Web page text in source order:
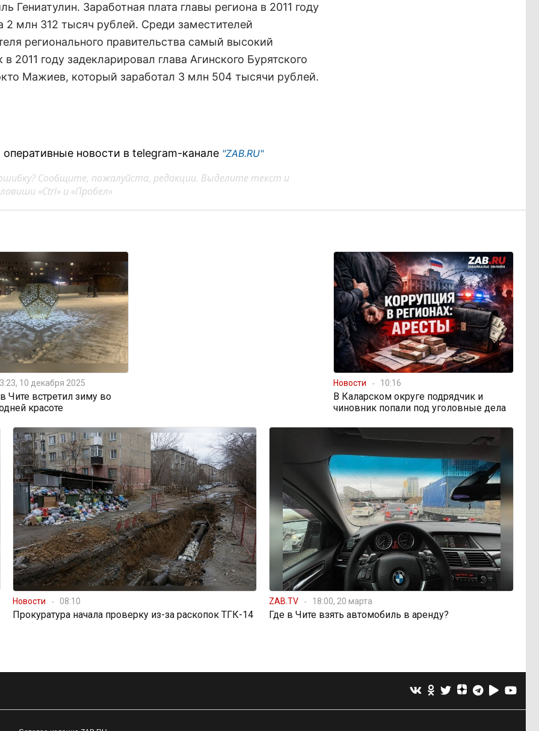
Гениатулин. Заработная плата главы региона в 2011 году
2 млн 312 тысяч рублей. Среди заместителей
регионального правительства самый высокий
в 2011 году задекларировал глава Агинского Бурятского
Мажиев, который заработал 3 млн 504 тысячи рублей.
новости в telegram-канале "ZAB.RU"
Сообщите, пожалуйста, редакции. Выделите текст и
«Ctrl» и «Пробел»
10 декабря 2025
встретил зиму во
красоте
Новости 10:16
В Каларском округе подрядчик и
чиновник попали под уголовные дела
Новости 08:10
Прокуратура начала проверку из-за раскопок ТГК-14
ZAB.TV 18:00, 20 марта
Где в Чите взять автомобиль в аренду?